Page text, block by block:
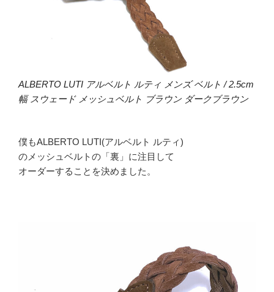
ALBERTO LUTI アルベルト ルティ メンズ ベルト / 2.5cm
幅 スウェード メッシュベルト ブラウン ダークブラウン
僕もALBERTO LUTI(アルベルト ルティ)
のメッシュベルトの「裏」に注目して
オーダーすることを決めました。